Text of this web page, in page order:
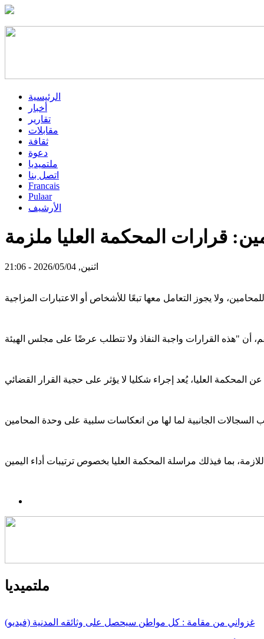
الرئيسية
أخبار
تقارير
مقابلات
ثقافة
دعوة
ملتميديا
اتصل بنا
Francais
Pulaar
الأرشيف
قرارات المحكمة العليا ملزمة
اثنين, 2026/05/04 - 21:06
ملتميديا
غزواني من مقامة : كل مواطن سيحصل على وثائقه المدنية (فيديو)